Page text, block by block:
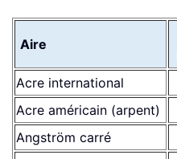
Aire
Acre international
Acre américain (arpent)
Angström carré